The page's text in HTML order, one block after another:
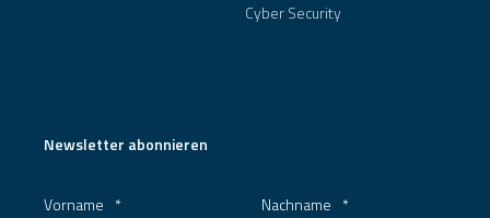
Cyber Security
Newsletter abonnieren
Vorname * Nachname *